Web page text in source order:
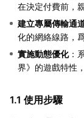
在決定付費前，
建立專屬傳輸通
化的網絡線路，
實施動態優化：
界》的遊戲特性
1.1 使用步驟